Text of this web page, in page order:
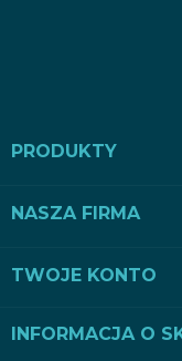
PRODUKTY
NASZA FIRMA
TWOJE KONTO
INFORMACJA O